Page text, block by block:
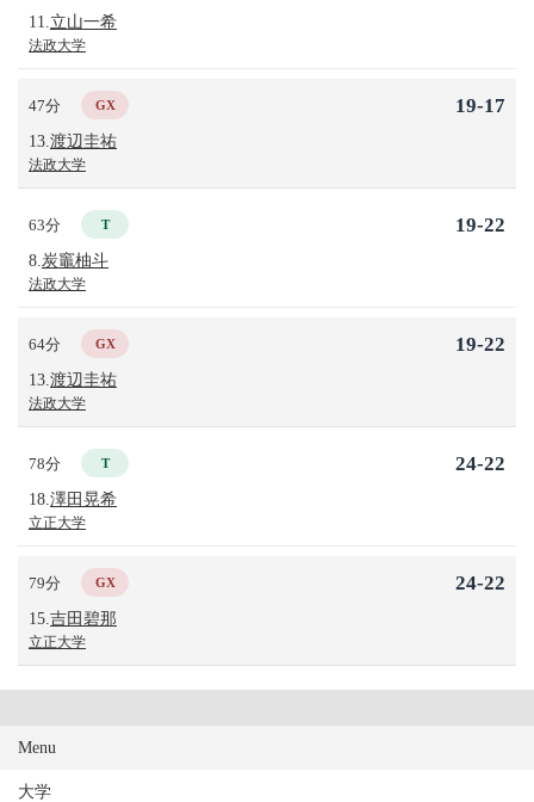
11. 立山一希
法政大学
47分 GX
13. 渡辺圭祐
法政大学
19-17
63分 T
8. 炭竈柚斗
法政大学
19-22
64分 GX
13. 渡辺圭祐
法政大学
19-22
78分 T
18. 澤田晃希
立正大学
24-22
79分 GX
15. 吉田碧那
立正大学
24-22
Menu
大学